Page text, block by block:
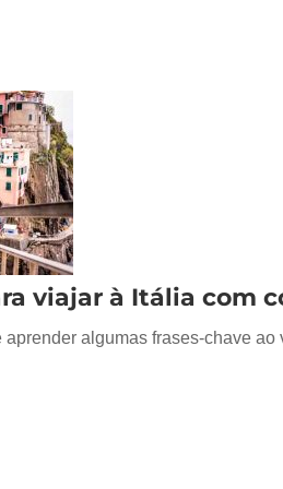
viajar à Itália com
algumas frases-chave